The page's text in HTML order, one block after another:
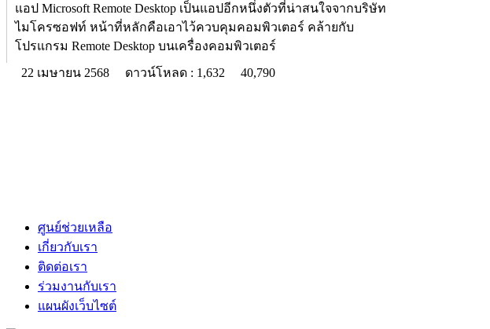
แอป Microsoft Remote Desktop เป็นแอปอีกหนึ่งตัวที่น่าสนใจจากบริษัท
ไมโครซอฟท์ หน้าที่หลักคือเอาไว้ควบคุมคอมพิวเตอร์ คล้ายกับ
โปรแกรม Remote Desktop บนเครื่องคอมพิวเตอร์
22 เมษายน 2568
ดาวน์โหลด : 1,632 40,790
ศูนย์ช่วยเหลือ
เกี่ยวกับเรา
ติดต่อเรา
ร่วมงานกับเรา
แผนผังเว็บไซต์